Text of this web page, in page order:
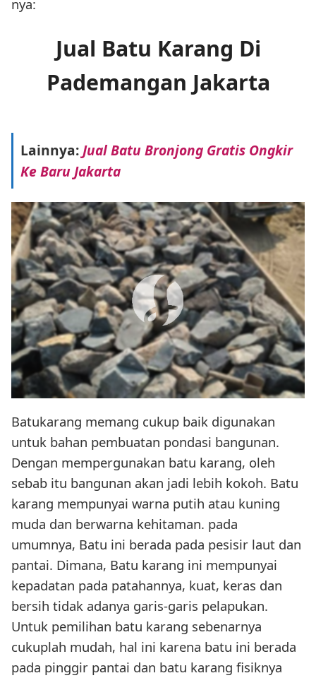
nya:
Jual Batu Karang Di
Pademangan Jakarta
Lainnya:Jual Batu Bronjong Gratis Ongkir
Ke Baru Jakarta
Batukarang memang cukup baik digunakan
untuk bahan pembuatan pondasi bangunan.
Dengan mempergunakan batu karang, oleh
sebab itu bangunan akan jadi lebih kokoh. Batu
karang mempunyai warna putih atau kuning
muda dan berwarna kehitaman. pada
umumnya, Batu ini berada pada pesisir laut dan
pantai. Dimana, Batu karang ini mempunyai
kepadatan pada patahannya, kuat, keras dan
bersih tidak adanya garis-garis pelapukan.
Untuk pemilihan batu karang sebenarnya
cukuplah mudah, hal ini karena batu ini berada
pada pinggir pantai dan batu karang fisiknya